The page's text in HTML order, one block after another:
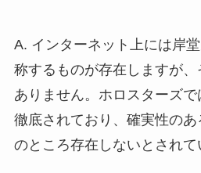
A. インターネット上には岸
称するものが存在しますが
ありません。ホロスターズ
徹底されており、確実性の
のところ存在しないとされて